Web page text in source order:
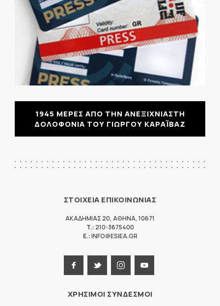
1945 ΜΕΡΕΣ ΑΠΟ ΤΗΝ ΑΝΕΞΙΧΝΙΑΣΤΗ
ΔΟΛΟΦΟΝΙΑ ΤΟΥ ΓΙΩΡΓΟΥ ΚΑΡΑΪΒΑΖ
ΣΤΟΙΧΕΙΑ ΕΠΙΚΟΙΝΩΝΙΑΣ
ΑΚΑΔΗΜΙΑΣ 20, ΑΘΗΝΑ, 10671
T.: 210-3675400
E.:INFO@ESIEA.GR
ΧΡΗΣΙΜΟΙ ΣΥΝΔΕΣΜΟΙ